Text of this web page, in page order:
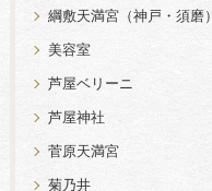
綱敷天満宮（神戸・須磨）
美容室
芦屋ベリーニ
芦屋神社
菅原天満宮
菊乃井